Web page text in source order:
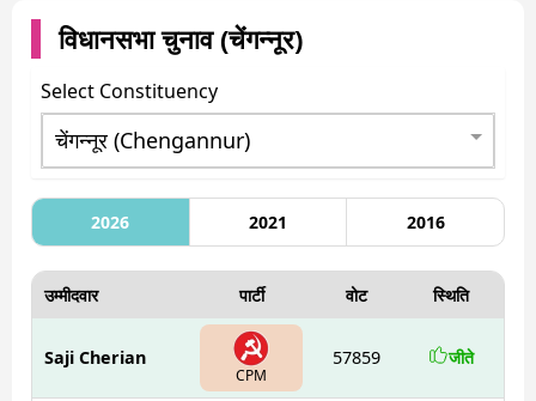
विधानसभा चुनाव (चेंगन्नूर)
Select Constituency
2026 2021 2016
उम्मीदवार पार्टी वोट स्थिति
Saji Cherian
CPM
57859 जीते